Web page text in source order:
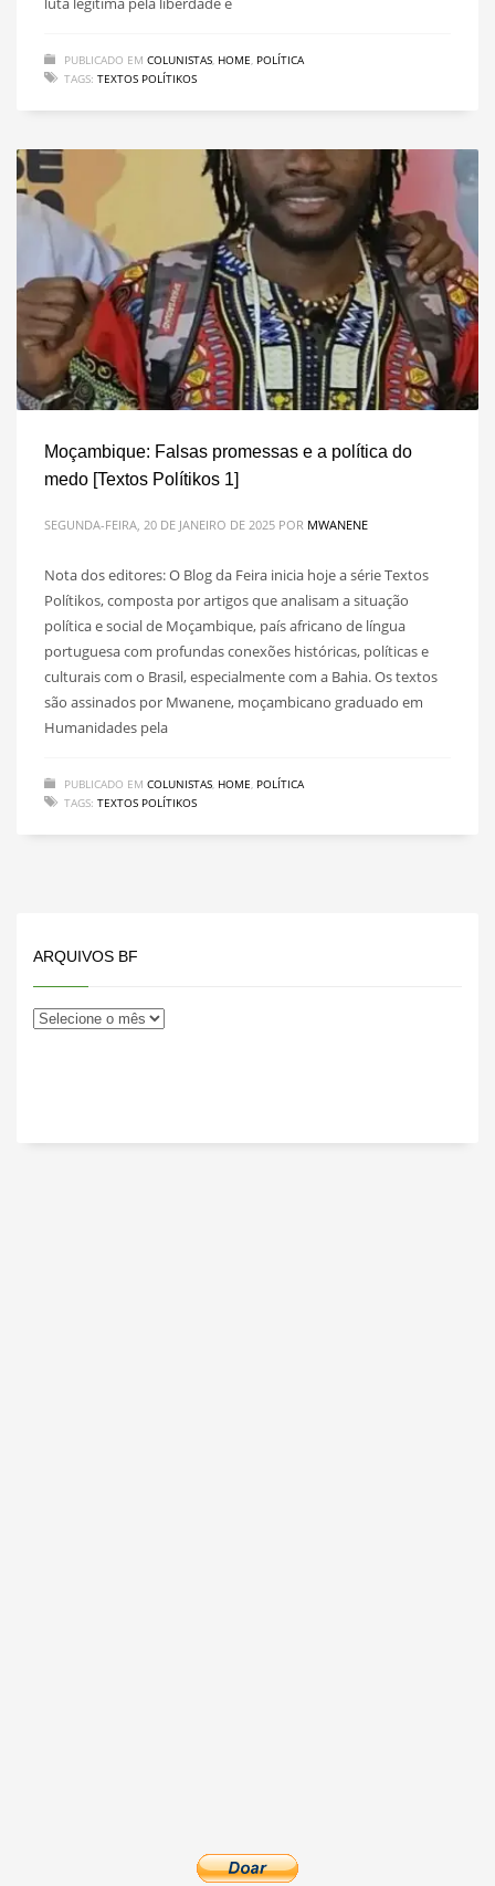
PUBLICADO EM COLUNISTAS, HOME, POLÍTICA
TAGS: TEXTOS POLÍTIKOS
Moçambique: Falsas promessas e a política do
medo [Textos Polítikos 1]
SEGUNDA-FEIRA, 20 DE JANEIRO DE 2025 POR MWANENE
Nota dos editores: O Blog da Feira inicia hoje a série Textos
Polítikos, composta por artigos que analisam a situação
política e social de Moçambique, país africano de língua
portuguesa com profundas conexões históricas, políticas e
culturais com o Brasil, especialmente com a Bahia. Os textos
são assinados por Mwanene, moçambicano graduado em
Humanidades pela
PUBLICADO EM COLUNISTAS, HOME, POLÍTICA
TAGS: TEXTOS POLÍTIKOS
ARQUIVOS BF